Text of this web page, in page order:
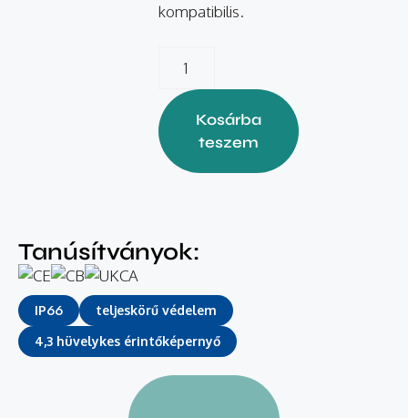
kompatibilis.
Kosárba
teszem
Tanúsítványok:
IP66
teljeskörű védelem
4,3 hüvelykes érintőképernyő